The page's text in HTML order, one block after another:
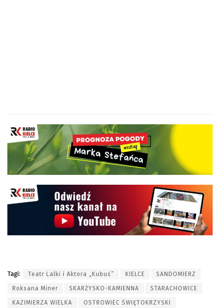
Tagi: Teatr Lalki i Aktora „Kubuś” KIELCE SANDOMIERZ
Roksana Miner SKARŻYSKO-KAMIENNA STARACHOWICE
KAZIMIERZA WIELKA OSTROWIEC ŚWIĘTOKRZYSKI